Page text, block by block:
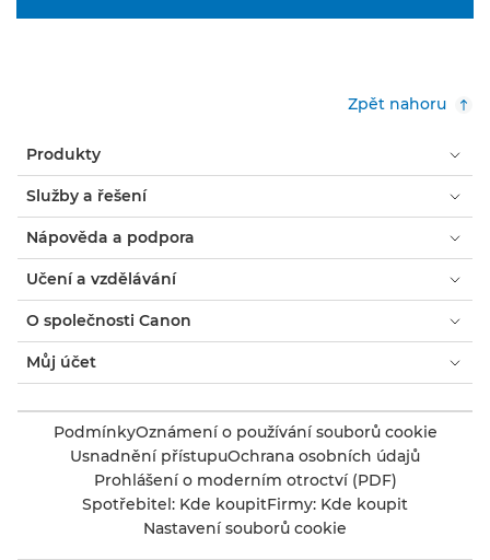
Zpět nahoru
Produkty
Služby a řešení
Nápověda a podpora
Učení a vzdělávání
O společnosti Canon
Můj účet
PodmínkyOznámení o používání souborů cookie
Usnadnění přístupuOchrana osobních údajů
Prohlášení o moderním otroctví (PDF)
Spotřebitel: Kde koupitFirmy: Kde koupit
Nastavení souborů cookie